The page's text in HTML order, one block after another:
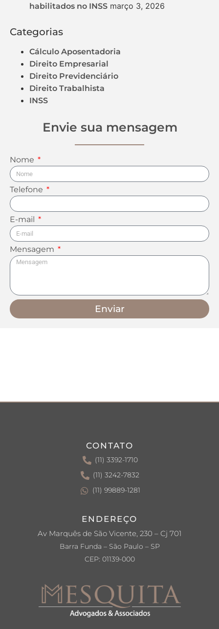
habilitados no INSS março 3, 2026
Categorias
Cálculo Aposentadoria
Direito Empresarial
Direito Previdenciário
Direito Trabalhista
INSS
Envie sua mensagem
Nome
Telefone
E-mail
Mensagem
Enviar
CONTATO
(11) 3392-1710
(11) 3242-7832
(11) 99889-1281
ENDEREÇO
Av Marquês de São Vicente, 230 – Cj 701
Barra Funda – São Paulo – SP
CEP: 01139-000